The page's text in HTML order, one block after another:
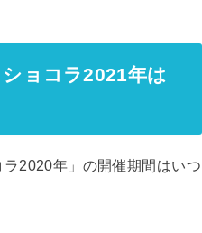
ョコラ2021年は
2020年」の開催期間はいつ